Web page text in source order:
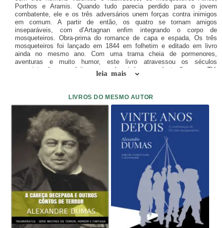
Porthos e Aramis. Quando tudo parecia perdido para o jovem
combatente, ele e os três adversários unem forças contra inimigos
em comum. A partir de então, os quatro se tornam amigos
inseparáveis, com d’Artagnan enfim integrando o corpo de
mosqueteiros. Obra-prima do romance de capa e espada, Os três
mosqueteiros foi lançado em 1844 em folhetim e editado em livro
ainda no mesmo ano. Com uma trama cheia de pormenores,
aventuras e muito humor, este livro atravessou os séculos
conquistando novos leitores e ganhou inúmeras adaptações para TV,
teatro e cinema. Esta edição do clássico de Alexandre Dumas conta
leia mais
LIVROS DO MESMO AUTOR